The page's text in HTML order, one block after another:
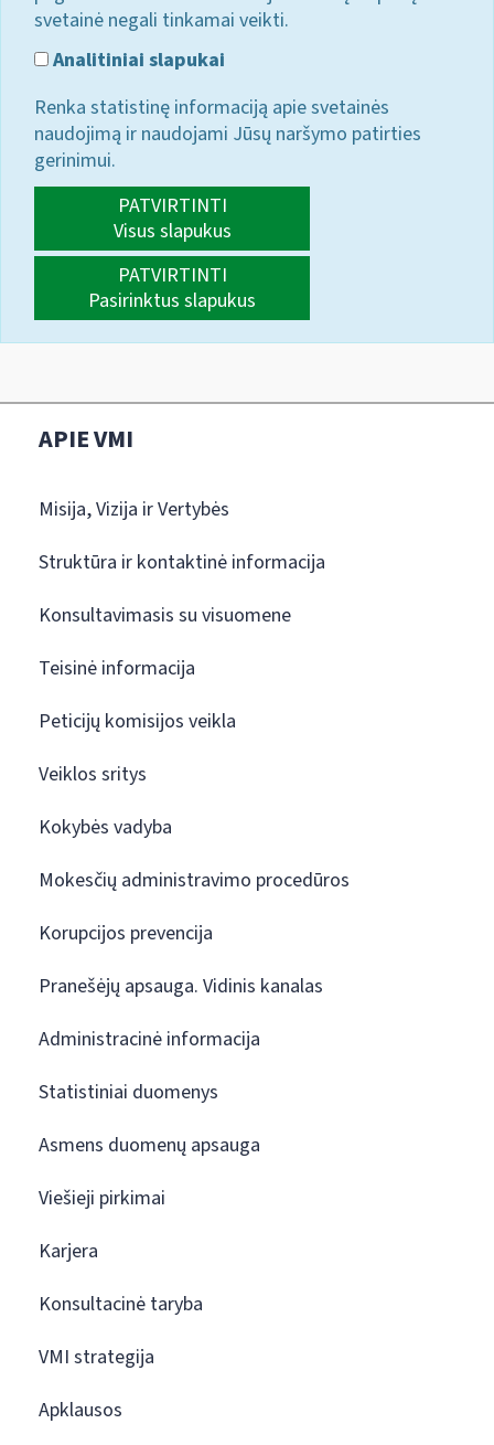
svetainė negali tinkamai veikti.
Analitiniai slapukai
Renka statistinę informaciją apie svetainės
naudojimą ir naudojami Jūsų naršymo patirties
gerinimui.
PATVIRTINTI
Visus slapukus
PATVIRTINTI
Pasirinktus slapukus
APIE VMI
Misija, Vizija ir Vertybės
Struktūra ir kontaktinė informacija
Konsultavimasis su visuomene
Teisinė informacija
Peticijų komisijos veikla
Veiklos sritys
Kokybės vadyba
Mokesčių administravimo procedūros
Korupcijos prevencija
Pranešėjų apsauga. Vidinis kanalas
Administracinė informacija
Statistiniai duomenys
Asmens duomenų apsauga
Viešieji pirkimai
Karjera
Konsultacinė taryba
VMI strategija
Apklausos